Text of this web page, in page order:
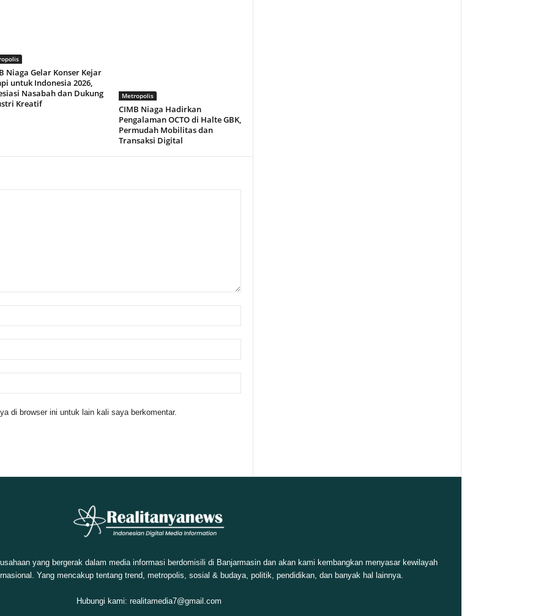
Niaga Gelar Konser Kejar
untuk Indonesia 2026,
Nasabah dan Dukung
Kreatif
Metropolis
CIMB Niaga Hadirkan
Pengalaman OCTO di Halte GBK,
Permudah Mobilitas dan
Transaksi Digital
di browser ini untuk lain kali saya berkomentar.
yang bergerak dalam media informasi berdomisili di Banjarmasin dan akan kami kembangkan menyasar kewilayah
Yang mencakup tentang trend, metropolis, sosial & budaya, politik, pendidikan, dan banyak hal lainnya.
Hubungi kami: realitamedia7@gmail.com